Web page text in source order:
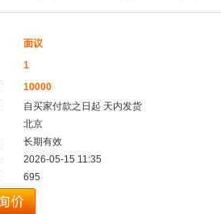
面议
1
10000
自买家付款之日起 天内发货
北京
长期有效
2026-05-15 11:35
695